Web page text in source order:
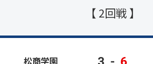
【 2回戦 】
松商学園